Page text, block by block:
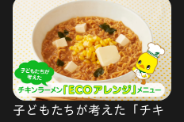
子どもたちが考えた「チキ